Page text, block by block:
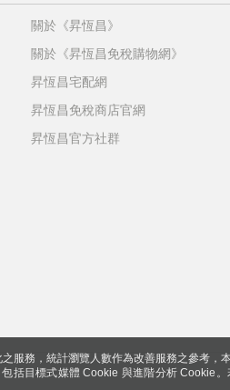
服務，統計瀏覽人數作為改善服務之參考
括目標式媒體 Cookie 與進階分析 Cookie
關於《昇恆昌》
關於《昇恆昌免稅購物網》
昇恆昌宅配網
昇恆昌免稅商店官網
昇恆昌官方社群